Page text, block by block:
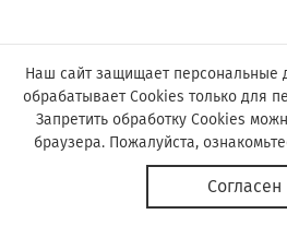
Наш сайт защищает персональные
обрабатывает Cookies только для
Запретить обработку Cookies
браузера. Пожалуйста,
Согласен